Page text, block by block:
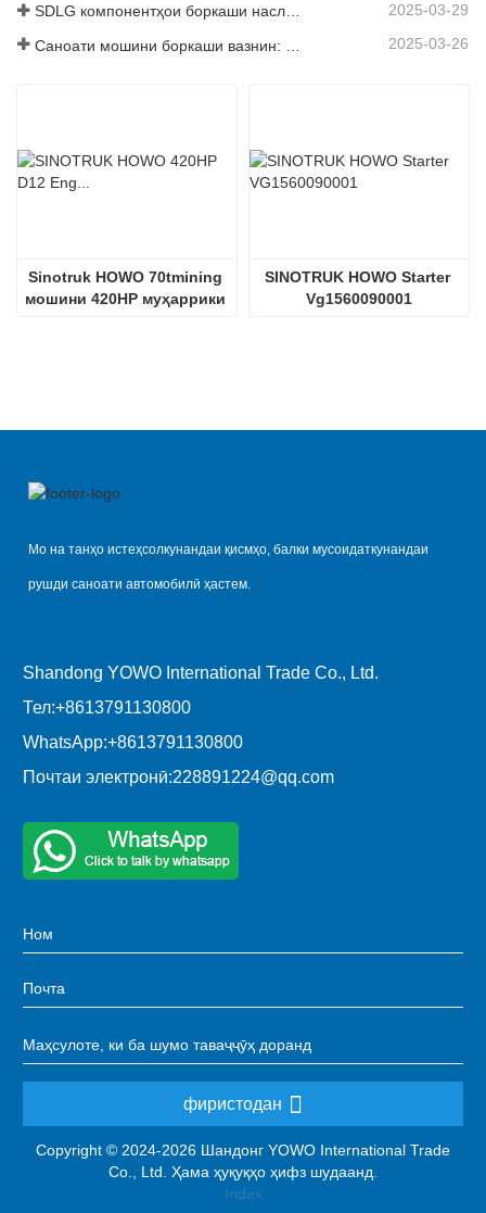
SDLG компонентҳои боркаши наслро барои баланд бардоштани самаранокии глобалии Логистика 2025-03-29
2025-03-26
Sinotruk HOWO 70tmining
мошини 420HP муҳаррики
SINOTRUK HOWO Starter
Vg1560090001
Мо на танҳо истеҳсолкунандаи қисмҳо, балки мусоидаткунандаи
рушди саноати автомобилӣ ҳастем.
Shandong YOWO International Trade Co., Ltd.
Тел:+8613791130800
WhatsApp:+8613791130800
Почтаи электронӣ:228891224@qq.com
фиристодан
Copyright © 2024-2026 Шандонг YOWO International Trade
Co., Ltd. Ҳама ҳуқуқҳо ҳифз шудаанд.
Index